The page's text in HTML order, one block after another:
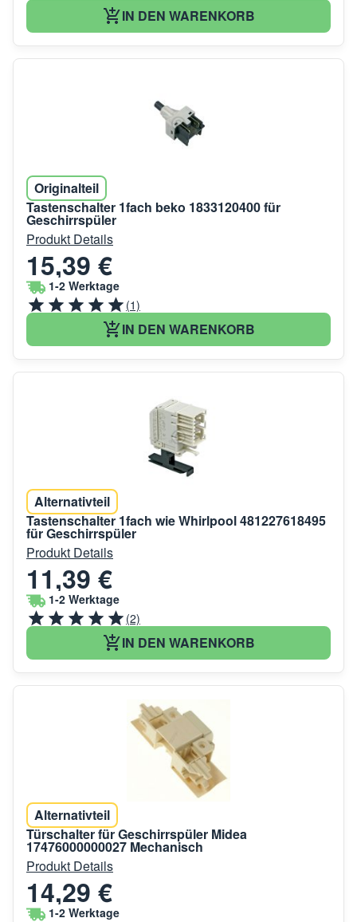
IN DEN WARENKORB
Originalteil
Tastenschalter 1fach beko 1833120400 für
Geschirrspüler
Produkt Details
15,39 €
1-2 Werktage
(1)
IN DEN WARENKORB
Alternativteil
Tastenschalter 1fach wie Whirlpool 481227618495
für Geschirrspüler
Produkt Details
11,39 €
1-2 Werktage
(2)
IN DEN WARENKORB
Alternativteil
Türschalter für Geschirrspüler Midea
17476000000027 Mechanisch
Produkt Details
14,29 €
1-2 Werktage